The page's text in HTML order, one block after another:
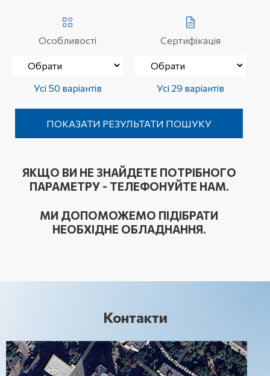
Особливості
Усі 50 варіантів
Сертифікація
Усі 29 варіантів
ЯКЩО ВИ НЕ ЗНАЙДЕТЕ ПОТРІБНОГО
ПАРАМЕТРУ - ТЕЛЕФОНУЙТЕ НАМ.
МИ ДОПОМОЖЕМО ПІДІБРАТИ
НЕОБХІДНЕ ОБЛАДНАННЯ.
Контакти